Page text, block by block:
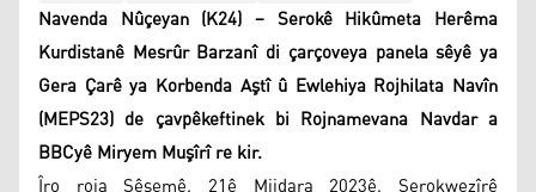
Navenda Nûçeyan (K24) – Serokê Hikûmeta Herêma
Kurdistanê Mesrûr Barzanî di çarçoveya panela sêyê ya
Gera Çarê ya Korbenda Aştî û Ewlehiya Rojhilata Navîn
(MEPS23) de çavpêkeftinek bi Rojnamevana Navdar a
BBCyê Miryem Muşîrî re kir.